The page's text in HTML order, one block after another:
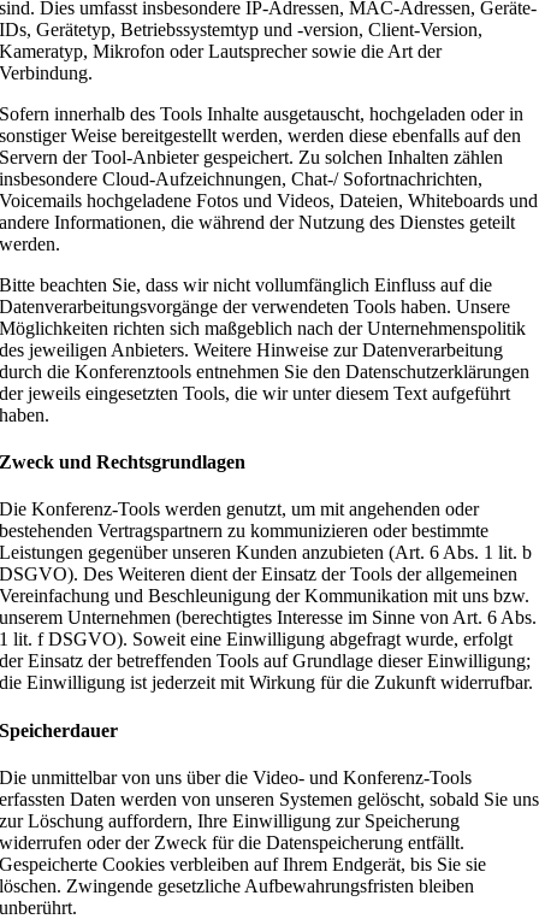
sind. Dies umfasst insbesondere IP-Adressen, MAC-Adressen, Geräte-
IDs, Gerätetyp, Betriebssystemtyp und -version, Client-Version,
Kameratyp, Mikrofon oder Lautsprecher sowie die Art der
Verbindung.
Sofern innerhalb des Tools Inhalte ausgetauscht, hochgeladen oder in
sonstiger Weise bereitgestellt werden, werden diese ebenfalls auf den
Servern der Tool-Anbieter gespeichert. Zu solchen Inhalten zählen
insbesondere Cloud-Aufzeichnungen, Chat-/ Sofortnachrichten,
Voicemails hochgeladene Fotos und Videos, Dateien, Whiteboards und
andere Informationen, die während der Nutzung des Dienstes geteilt
werden.
Bitte beachten Sie, dass wir nicht vollumfänglich Einfluss auf die
Datenverarbeitungsvorgänge der verwendeten Tools haben. Unsere
Möglichkeiten richten sich maßgeblich nach der Unternehmenspolitik
des jeweiligen Anbieters. Weitere Hinweise zur Datenverarbeitung
durch die Konferenztools entnehmen Sie den Datenschutzerklärungen
der jeweils eingesetzten Tools, die wir unter diesem Text aufgeführt
haben.
Zweck und Rechtsgrundlagen
Die Konferenz-Tools werden genutzt, um mit angehenden oder
bestehenden Vertragspartnern zu kommunizieren oder bestimmte
Leistungen gegenüber unseren Kunden anzubieten (Art. 6 Abs. 1 lit. b
DSGVO). Des Weiteren dient der Einsatz der Tools der allgemeinen
Vereinfachung und Beschleunigung der Kommunikation mit uns bzw.
unserem Unternehmen (berechtigtes Interesse im Sinne von Art. 6 Abs.
1 lit. f DSGVO). Soweit eine Einwilligung abgefragt wurde, erfolgt
der Einsatz der betreffenden Tools auf Grundlage dieser Einwilligung;
die Einwilligung ist jederzeit mit Wirkung für die Zukunft widerrufbar.
Speicherdauer
Die unmittelbar von uns über die Video- und Konferenz-Tools
erfassten Daten werden von unseren Systemen gelöscht, sobald Sie uns
zur Löschung auffordern, Ihre Einwilligung zur Speicherung
widerrufen oder der Zweck für die Datenspeicherung entfällt.
Gespeicherte Cookies verbleiben auf Ihrem Endgerät, bis Sie sie
löschen. Zwingende gesetzliche Aufbewahrungsfristen bleiben
unberührt.